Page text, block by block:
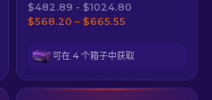
$482.89 - $1024.80
$568.20 – $665.55
可在 4 个箱子中获取